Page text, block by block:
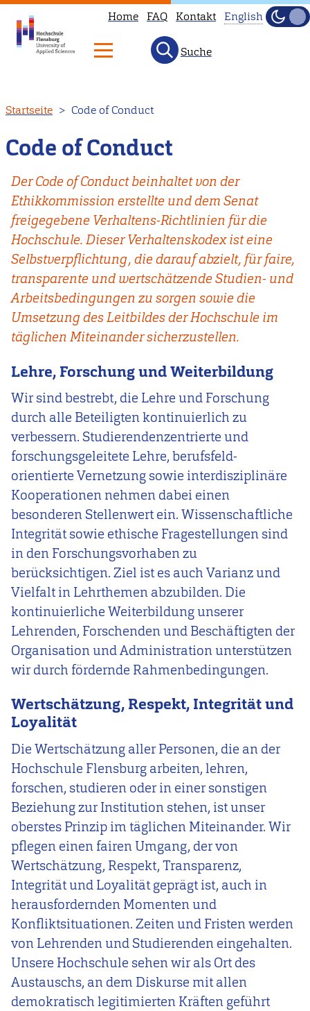
zum
Inhalt
Home FAQ Kontakt
Head
to
our
English
main
page
instead.
English
Hell
Suche
Startseite Code of Conduct
Code of Conduct
Der Code of Conduct beinhaltet von der
Ethikkommission erstellte und dem Senat
freigegebene Verhaltens-Richtlinien für die
Hochschule. Dieser Verhaltenskodex ist eine
Selbstverpflichtung, die darauf abzielt, für faire,
transparente und wertschätzende Studien- und
Arbeitsbedingungen zu sorgen sowie die
Umsetzung des Leitbildes der Hochschule im
täglichen Miteinander sicherzustellen.
Lehre, Forschung und Weiterbildung
Wir sind bestrebt, die Lehre und Forschung
durch alle Beteiligten kontinuierlich zu
verbessern. Studierendenzentrierte und
forschungsgeleitete Lehre, berufsfeld-
orientierte Vernetzung sowie interdisziplinäre
Kooperationen nehmen dabei einen
besonderen Stellenwert ein. Wissenschaftliche
Integrität sowie ethische Fragestellungen sind
in den Forschungsvorhaben zu
berücksichtigen. Ziel ist es auch Varianz und
Vielfalt in Lehrthemen abzubilden. Die
kontinuierliche Weiterbildung unserer
Lehrenden, Forschenden und Beschäftigten der
Organisation und Administration unterstützen
wir durch fördernde Rahmenbedingungen.
Wertschätzung, Respekt, Integrität und
Loyalität
Die Wertschätzung aller Personen, die an der
Hochschule Flensburg arbeiten, lehren,
forschen, studieren oder in einer sonstigen
Beziehung zur Institution stehen, ist unser
oberstes Prinzip im täglichen Miteinander. Wir
pflegen einen fairen Umgang, der von
Wertschätzung, Respekt, Transparenz,
Integrität und Loyalität geprägt ist, auch in
herausfordernden Momenten und
Konfliktsituationen. Zeiten und Fristen werden
von Lehrenden und Studierenden eingehalten.
Unsere Hochschule sehen wir als Ort des
Austauschs, an dem Diskurse mit allen
demokratisch legitimierten Kräften geführt